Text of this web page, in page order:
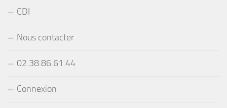
CDI
Nous contacter
02.38.86.61.44
Connexion